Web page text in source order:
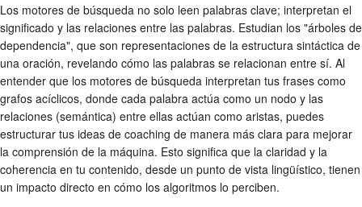
Los motores de búsqueda no solo leen palabras clave; interpretan el
significado y las relaciones entre las palabras. Estudian los "árboles de
dependencia", que son representaciones de la estructura sintáctica de
una oración, revelando cómo las palabras se relacionan entre sí. Al
entender que los motores de búsqueda interpretan tus frases como
grafos acíclicos, donde cada palabra actúa como un nodo y las
relaciones (semántica) entre ellas actúan como aristas, puedes
estructurar tus ideas de coaching de manera más clara para mejorar
la comprensión de la máquina. Esto significa que la claridad y la
coherencia en tu contenido, desde un punto de vista lingüístico, tienen
un impacto directo en cómo los algoritmos lo perciben.